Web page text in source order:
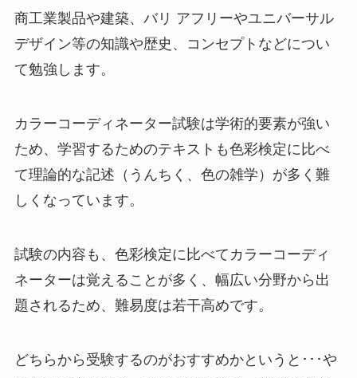
商工業製品や建築、バリ アフリーやユニバーサル
デザイン等の知識や歴史、コンセプトなどについ
て勉強します。
カラーコーディネーター試験は学術的要素が強い
ため、学習するためのテキストも色彩検定に比べ
て理論的な記述（うんちく、色の雑学）が多く難
しくなっています。
試験の内容も、色彩検定に比べてカラーコーディ
ネーターは覚えることが多く、幅広い分野から出
題されるため、難易度は若干高めです。
どちらから受験するのがおすすめかというと･･･や